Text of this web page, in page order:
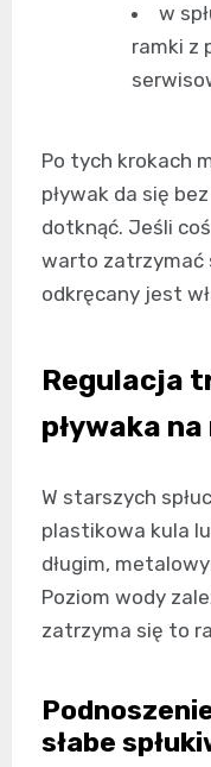
w
ramki z
Po tych krokach
pływak da się
dotknąć. Jeśli
warto zatrzymać
odkręcany jest
Regulacja
pływaka
W starszych
plastikowa kula
długim,
Poziom wody
zatrzyma się to
słabe